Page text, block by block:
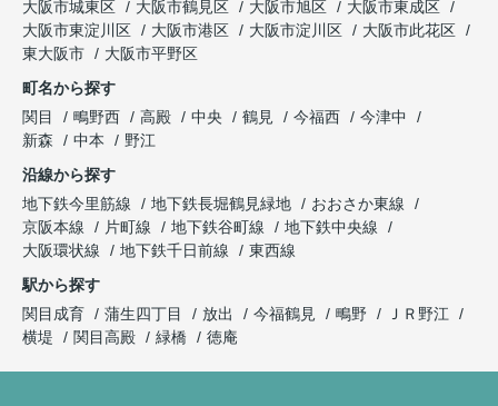
大阪市城東区
大阪市鶴見区 大阪市旭区
大阪市東成区
大阪市東淀川区
大阪市港区 大阪市淀川区
大阪市此花区
東大阪市
大阪市平野区
町名から探す
関目
鴫野西 高殿 中央 鶴見 今福西
今津中
新森
中本
野江
沿線から探す
地下鉄今里筋線
地下鉄長堀鶴見緑地
おおさか東線
京阪本線
片町線 地下鉄谷町線
地下鉄中央線
大阪環状線
地下鉄千日前線
東西線
駅から探す
関目成育
蒲生四丁目 放出 今福鶴見 鴫野
ＪＲ野江
横堤
関目高殿 緑橋 徳庵